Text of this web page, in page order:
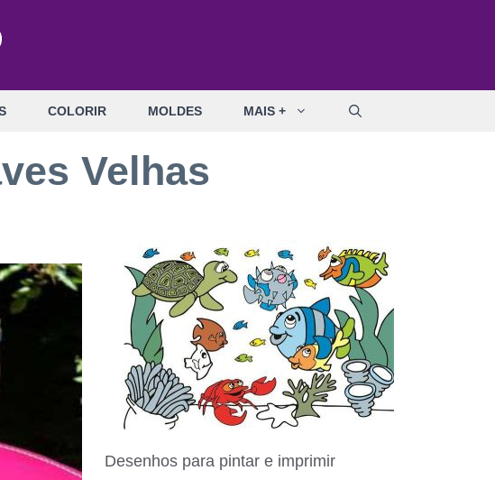
COLORIR MOLDES MAIS +
Velhas
Desenhos para pintar e imprimir